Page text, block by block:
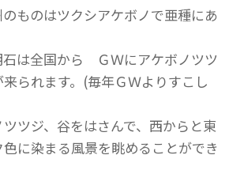
ものはツクシアケボノで亜種にあ
石は全国から ＧＷにアケボノツツ
られます。(毎年ＧＷよりすこし
ツジ、谷をはさんで、西からと東
に染まる風景を眺めることができ